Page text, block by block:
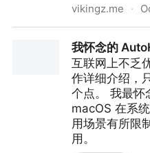
vikingz.me ·
我怀念的
互联网上不乏
作详细介绍，
个点。 我最怀
macOS 在系
用场景有所限
用。